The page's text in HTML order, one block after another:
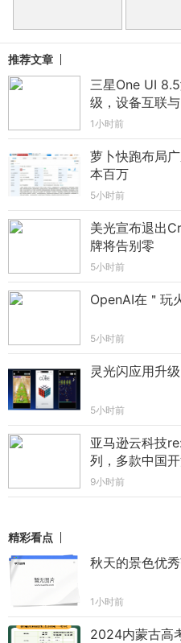
推荐文章
三星One UI
级，设备互联与
1小时前
萝卜快跑布局
本百万
5小时前
美光宣布退出
牌将告别零
5小时前
OpenAI在＂玩
5小时前
灵光闪应用升
5小时前
亚马逊云科技
列，多款中国
9小时前
精彩看点
秋天的景色优
1小时前
2024内蒙古高